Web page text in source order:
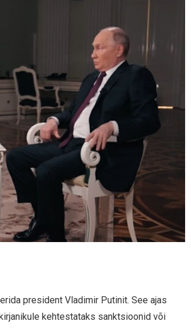
president Vladimir Putinit. See ajas
kehtestataks sanktsioonid või